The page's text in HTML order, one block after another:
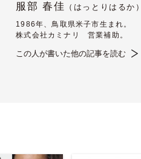
服部 春佳 （ はっとりはるか）
1986年、鳥取県米子市生まれ。
株式会社カミナリ 営業補助。
この人が書いた他の記事を読む